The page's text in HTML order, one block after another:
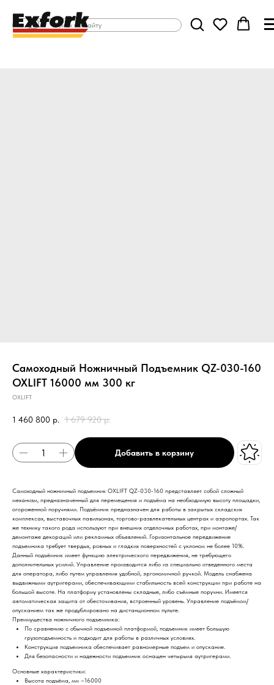
Самоходный Ножничный Подъемник QZ-030-160
OXLIFT 16000 мм 300 кг
OXLIFT
1 460 800 р. 1 679 920 р.
Добавить в корзину
Самоходный ножничный подъемник OXLIFT QZ-030-160 представляет собой сложный
механизм, предназначенный для перемещения и подъёма на необходимую высоту площадки,
огороженной поручнями. Подъёмник предназначен для работы в закрытых складских
комплексах, выставочных павильонах, торгово-развлекательных центрах и аэропортах. Так
же технику такого рода используют при внешних отделочных работах, при монтаже/
демонтаже декораций или рекламных объявлений. Горизонтальное передвижение
подъемника требует твердых, ровных и гладких поверхностей с уклоном не более 10%.
Данный подъёмник имеет функцию электрического передвижения, не требующего
дополнительных усилий. Управление производится либо из специально отведенного места
для оператора, либо путем управления удобной, эргономичной ручкой. Модель снабжена
выдвижными аутригерами, обеспечивающими стабильность всей конструкции при работе на
большой высоте. На платформу установлены складные, либо съёмные поручни. Имеется
автоматическая защита от обесточивания, встроенный уровень. Управление подъёмом/
опусканием так же продублировано на дистанционном пульте.
Преимущества ножничного подъемника:
По сравнению с обычной подъемной платформой, подъемник имеет большую
грузоподъемность и подходит для работы в различных условиях.
Конструкция подъемника обеспечивает равномерные подъем и опускание.
Для безопасности и надежности подъемник оснащен четырьмя аутригерами.
Основные характеристики:
Высота подъёма, мм –16000